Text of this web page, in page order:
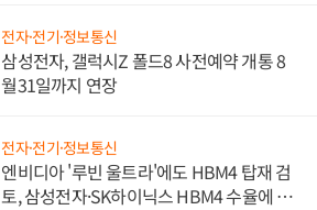
전자·전기·정보통신
삼성전자, 갤럭시Z 폴드8 사전예약 개통 8
월31일까지 연장
전자·전기·정보통신
엔비디아 '루빈 울트라'에도 HBM4 탑재 검
토, 삼성전자·SK하이닉스 HBM4 수율에 주